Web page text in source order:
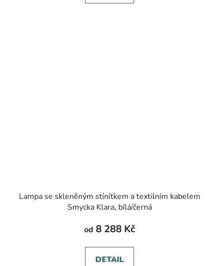
Lampa se skleněným stínítkem a textilním kabelem
Smycka Klara, bílá/černá
od 8 288 Kč
DETAIL